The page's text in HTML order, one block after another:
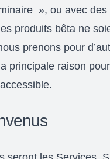
», ou avec
produits bêta ne
prenons pour
principale raison